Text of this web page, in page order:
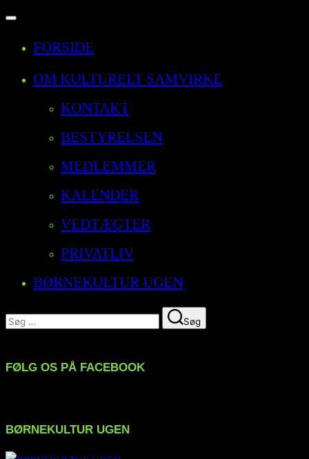
Slå
til/fraFORSIDE
OM KULTURELT SAMVIRKE
KONTAKT
BESTYRELSEN
MEDLEMMER
KALENDER
VEDTÆGTER
PRIVATLIV
BØRNEKULTUR UGEN
Søg
efter:
Søg
FØLG OS PÅ FACEBOOK
BØRNEKULTUR UGEN